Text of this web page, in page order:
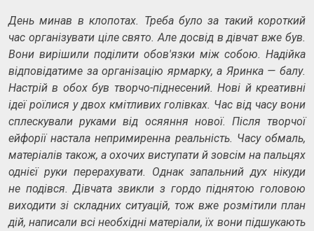
День минав в клопотах. Треба було за такий короткий
час організувати ціле свято. Але досвід в дівчат вже був.
Вони вирішили поділити обов'язки між собою. Надійка
відповідатиме за організацію ярмарку, а Яринка — балу.
Настрій в обох був творчо-піднесений. Нові й креативні
ідеї роїлися у двох кмітливих голівках. Час від часу вони
сплескували руками від осяяння нової. Після творчої
ейфорії настала непримиренна реальність. Часу обмаль,
матеріалів також, а охочих виступати й зовсім на пальцях
однієї руки перерахувати. Однак запальний дух нікуди
не подівся. Дівчата звикли з гордо піднятою головою
виходити зі складних ситуацій, тож вже розмітили план
дій, написали всі необхідні матеріали, їх вони підшукають